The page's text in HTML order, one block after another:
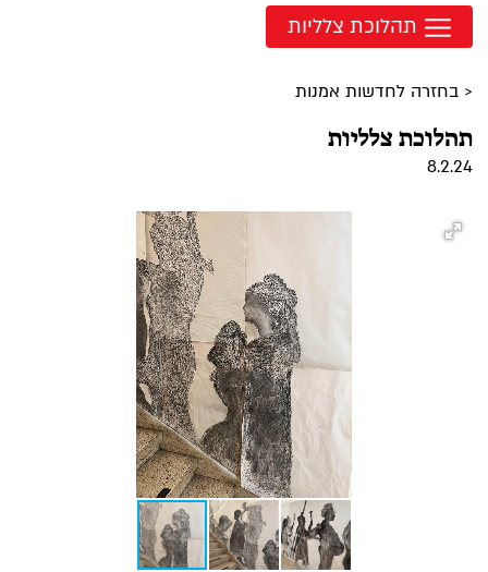
תהלוכת צלליות
< בחזרה לחדשות אמנות
תהלוכת צלליות
8.2.24